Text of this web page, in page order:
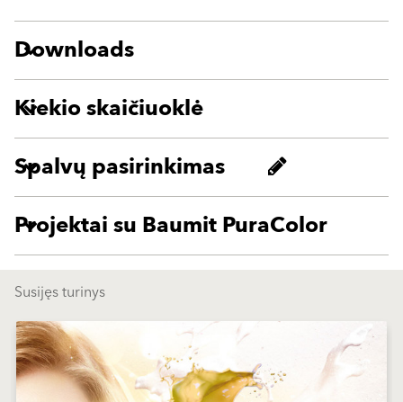
Downloads
Kiekio skaičiuoklė
Spalvų pasirinkimas
Projektai su Baumit PuraColor
Susijęs turinys